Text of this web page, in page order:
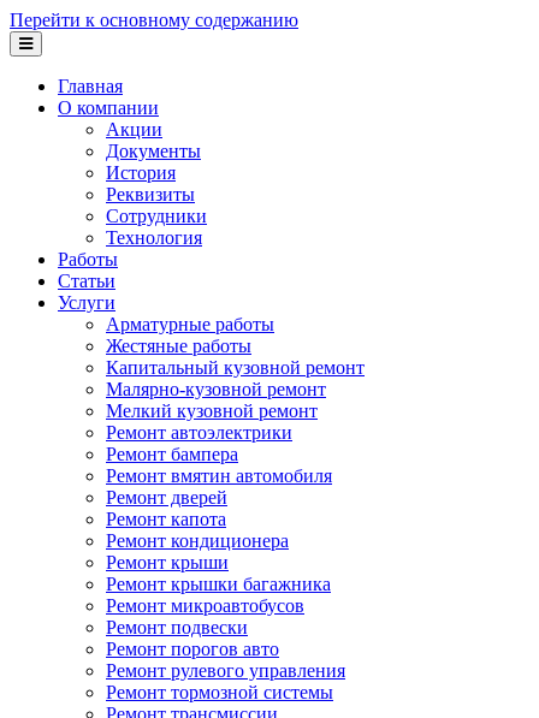
Перейти к основному содержанию
Главная
О компании
Акции
Документы
История
Реквизиты
Сотрудники
Технология
Работы
Статьи
Услуги
Арматурные работы
Жестяные работы
Капитальный кузовной ремонт
Малярно-кузовной ремонт
Мелкий кузовной ремонт
Ремонт автоэлектрики
Ремонт бампера
Ремонт вмятин автомобиля
Ремонт дверей
Ремонт капота
Ремонт кондиционера
Ремонт крыши
Ремонт крышки багажника
Ремонт микроавтобусов
Ремонт подвески
Ремонт порогов авто
Ремонт рулевого управления
Ремонт тормозной системы
Ремонт трансмиссии